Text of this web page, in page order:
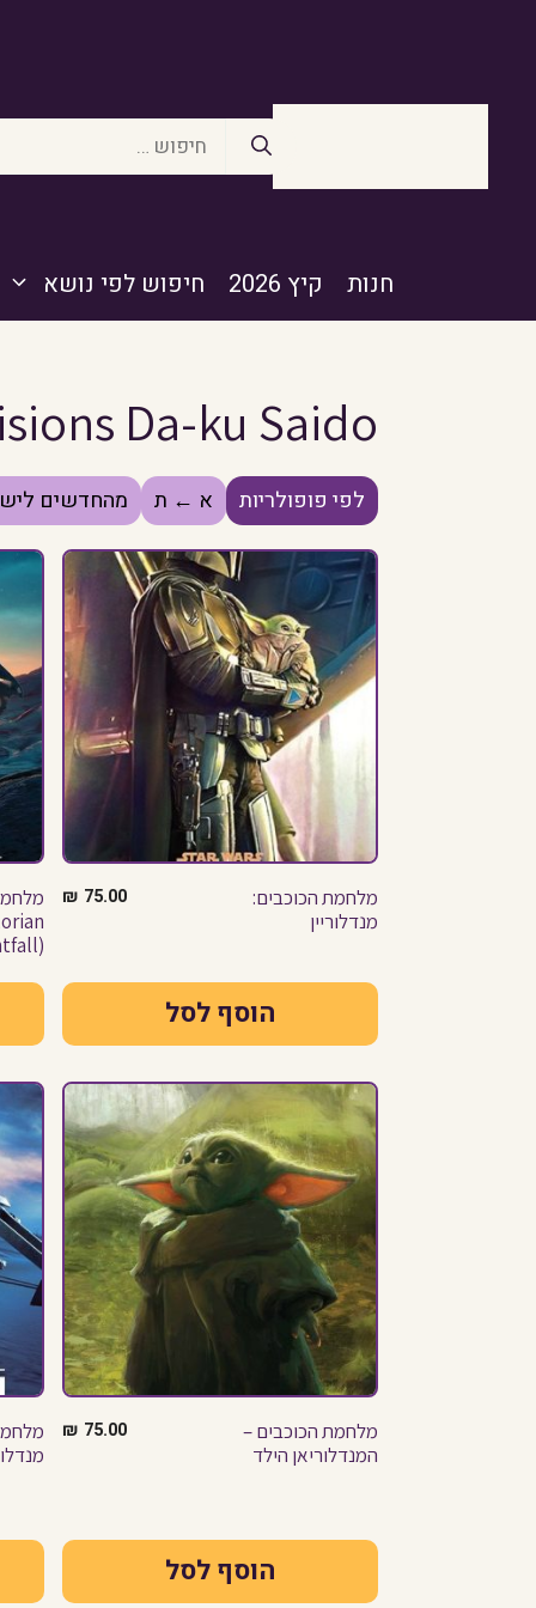
חנות קיץ 2026 חיפוש לפי נושא
Da-ku Saido)
לפי פופולריות א ← ת מהחדשים
מלחמת הכוכבים:
מנדלוריין
75.00
₪
הוסף לסל
מלחמת הכוכבים –
המנדלוריאן הילד
75.00
₪
הוסף לסל